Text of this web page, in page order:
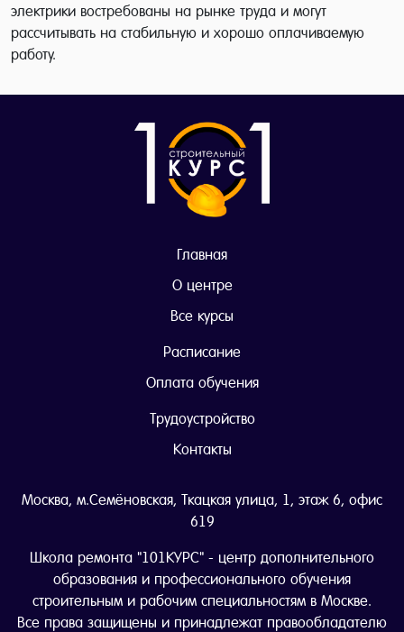
электрики востребованы на рынке труда и могут
рассчитывать на стабильную и хорошо оплачиваемую
работу.
Главная
О центре
Все курсы
Расписание
Оплата обучения
Трудоустройство
Контакты
Москва, м.Семёновская, Ткацкая улица, 1, этаж 6, офис
619
Школа ремонта "101КУРС" - центр дополнительного
образования и профессионального обучения
строительным и рабочим специальностям в Москве.
Все права защищены и принадлежат правообладателю